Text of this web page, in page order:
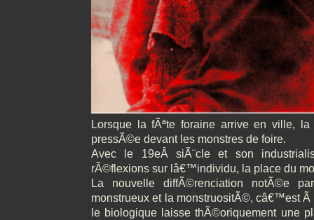
Lorsque la fÃªte foraine arrive en ville,
pressÃ©e devant les monstres de foire.
Avec le 19eÂ siÃ¨cle et son
rÃ©flexions sur lâ€™individu, la place du
La nouvelle diffÃ©renciation notÃ©e
monstrueux et la monstruositÃ©, câ€™est
le biologique laisse thÃ©oriquement une